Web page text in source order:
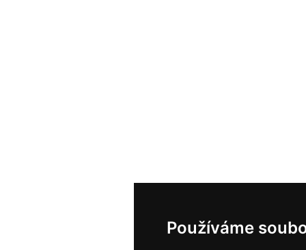
Používáme